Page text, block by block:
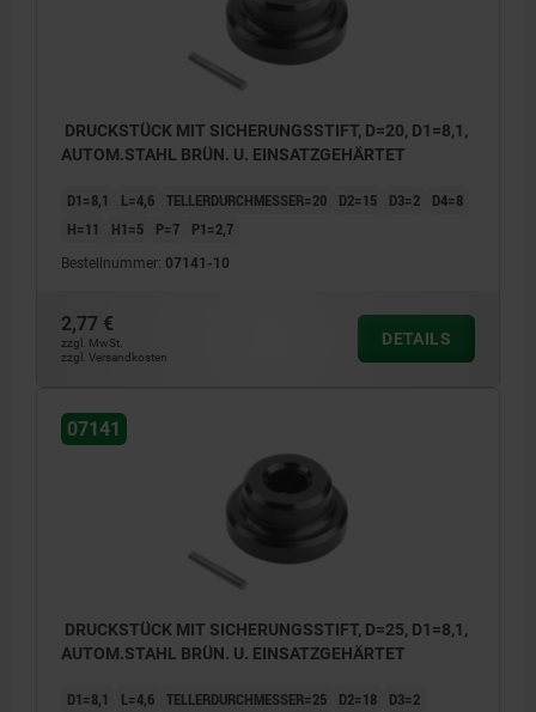
DRUCKSTÜCK MIT SICHERUNGSSTIFT, D=20, D1=8,1,
AUTOM.STAHL BRÜN. U. EINSATZGEHÄRTET
D1=8,1 L=4,6 TELLERDURCHMESSER=20 D2=15 D3=2
D4=8
H=11
H1=5 P=7 P1=2,7
Bestellnummer: 07141-10
2,77 €
zzgl. MwSt.
zzgl. Versandkosten
DETAILS
07141
DRUCKSTÜCK MIT SICHERUNGSSTIFT, D=25, D1=8,1,
AUTOM.STAHL BRÜN. U. EINSATZGEHÄRTET
D1=8,1 L=4,6 TELLERDURCHMESSER=25 D2=18
D3=2